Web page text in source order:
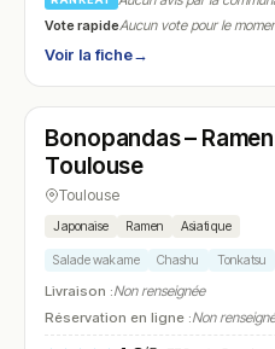
Vote rapideAucun vote pour le
Voir la fiche→
N° 11
Bonopandas –
Toulouse
Toulouse
Japonaise Ramen Asiatique
Salade wakame Chashu Tonkatsu
Livraison :Non renseignée
Réservation en ligne :Non